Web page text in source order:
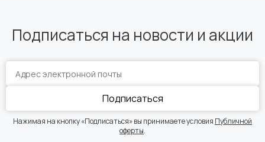
Подписаться на новости и акции
Подписаться
Нажимая на кнопку «Подписаться» вы принимаете условия Публичной
оферты.